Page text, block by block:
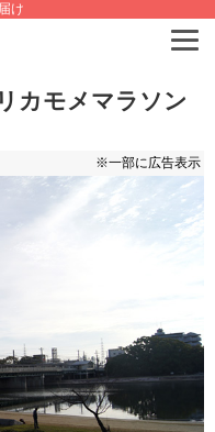
け
カモメマラソン
※一部に広告表示